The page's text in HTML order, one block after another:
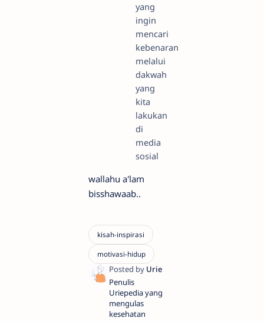
yang
ingin
mencari
kebenaran
melalui
dakwah
yang
kita
lakukan
di
media
sosial
wallahu a'lam
bisshawaab..
Penulis
Uriepedia yang
mengulas
kesehatan